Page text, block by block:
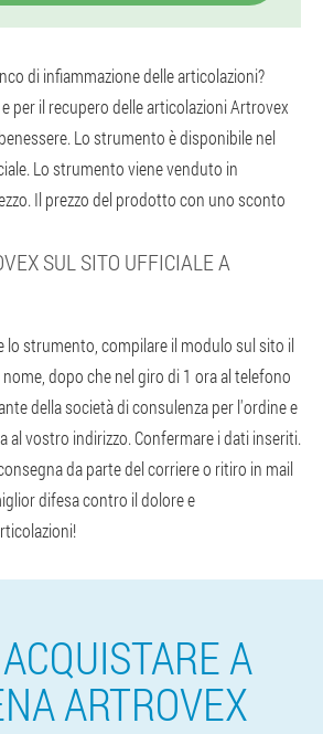
di infiammazione delle articolazioni?
per il recupero delle articolazioni Artrovex
Lo strumento è disponibile nel
Lo strumento viene venduto in
Il prezzo del prodotto con uno sconto
SUL SITO UFFICIALE A
lo strumento, compilare il modulo sul sito il
dopo che nel giro di 1 ora al telefono
della società di consulenza per l'ordine e
al vostro indirizzo. Confermare i dati inseriti.
da parte del corriere o ritiro in mail
difesa contro il dolore e
A
ARTROVEX